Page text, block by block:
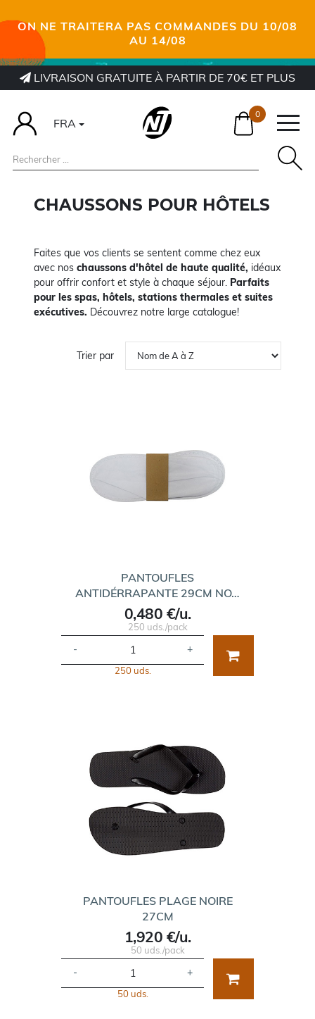
ON NE TRAITERA PAS COMMANDES DU 10/08
AU 14/08
LIVRAISON GRATUITE À PARTIR DE 70€ ET PLUS
FRA
0
CHAUSSONS POUR HÔTELS
Faites que vos clients se sentent comme chez eux
avec nos chaussons d'hôtel de haute qualité, idéaux
pour offrir confort et style à chaque séjour. Parfaits
pour les spas, hôtels, stations thermales et suites
exécutives. Découvrez notre large catalogue!
Trier par
PANTOUFLES
ANTIDÉRRAPANTE 29CM NO…
0,480 €/u.
250 uds./pack
- +
250 uds.
PANTOUFLES PLAGE NOIRE
27CM
1,920 €/u.
50 uds./pack
- +
50 uds.